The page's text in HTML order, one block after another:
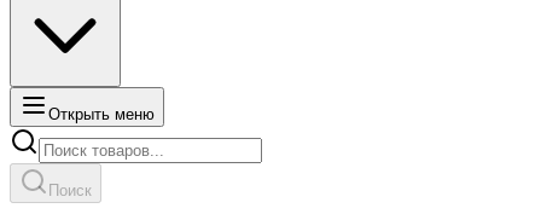
Открыть меню
Поиск